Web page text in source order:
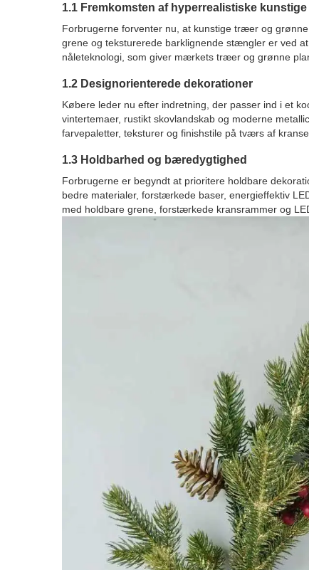
1.1 Fremkomsten af ​​hyperrealistiske
Forbrugerne forventer nu, at kunstige træer og
grene og teksturerede barklignende stængler er ved
nåleteknologi, som giver mærkets træer og grønne
1.2 Designorienterede dekorationer
Købere leder nu efter indretning, der passer ind i et
vintertemaer, rustikt skovlandskab og moderne
farvepaletter, teksturer og finishstile på tværs af
1.3 Holdbarhed og bæredygtighed
Forbrugerne er begyndt at prioritere holdbare
bedre materialer, forstærkede baser, energieffektiv
med holdbare grene, forstærkede kransrammer og